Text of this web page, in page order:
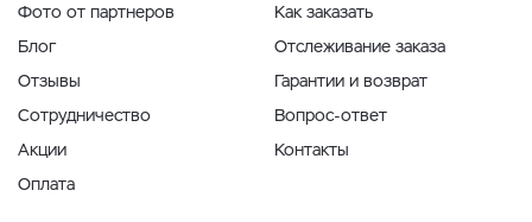
Фото от партнеров
Блог
Отзывы
Сотрудничество
Акции
Оплата
Как заказать
Отслеживание заказа
Гарантии и возврат
Вопрос-ответ
Контакты